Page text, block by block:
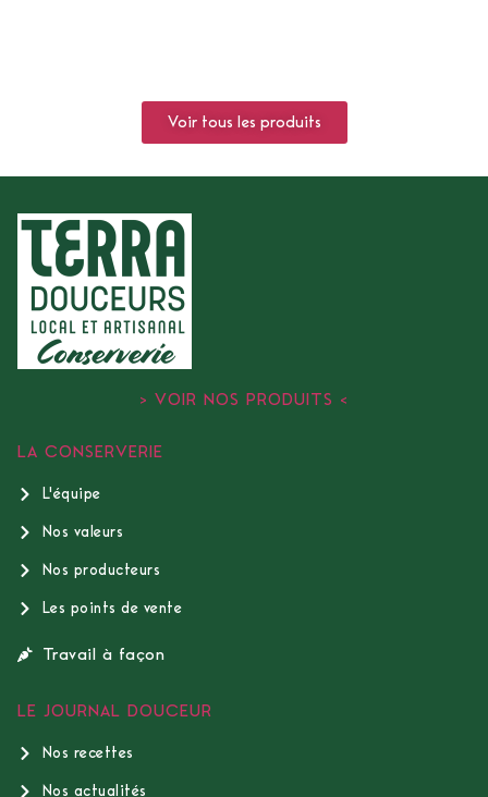
Voir tous les produits
> VOIR NOS PRODUITS <
LA CONSERVERIE
L'équipe
Nos valeurs
Nos producteurs
Les points de vente
Travail à façon
LE JOURNAL DOUCEUR
Nos recettes
Nos actualités